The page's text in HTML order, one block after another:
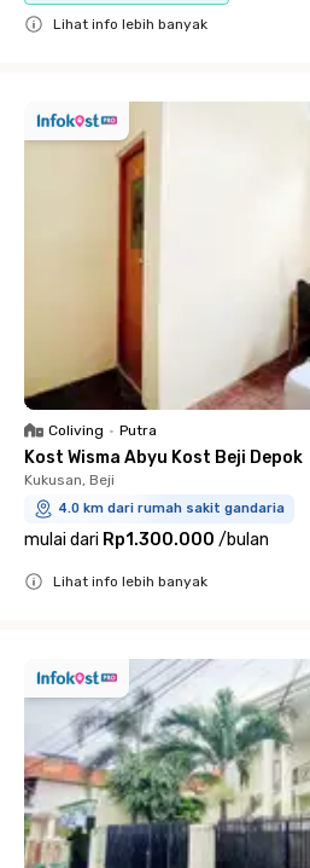
Lihat info lebih banyak
Coliving • Putra
Kost Wisma Abyu Kost Beji Depok
Kukusan, Beji
4.0 km dari rumah sakit gandaria
mulai dari Rp1.300.000 /bulan
Lihat info lebih banyak